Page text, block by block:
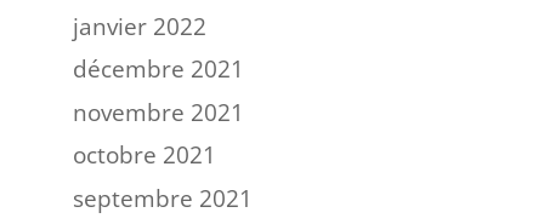
janvier 2022
décembre 2021
novembre 2021
octobre 2021
septembre 2021